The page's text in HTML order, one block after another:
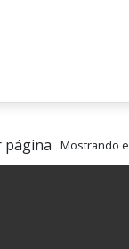
página Mostrando